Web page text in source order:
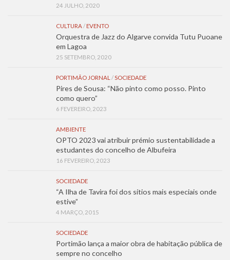
24 JULHO, 2020
CULTURA/ EVENTO
Orquestra de Jazz do Algarve convida Tutu Puoane
em Lagoa
25 SETEMBRO, 2020
PORTIMÃO JORNAL /SOCIEDADE
Pires de Sousa: “Não pinto como posso. Pinto
como quero”
6 FEVEREIRO, 2023
AMBIENTE
OPTO 2023 vai atribuir prémio sustentabilidade a
estudantes do concelho de Albufeira
16 FEVEREIRO, 2023
SOCIEDADE
“A Ilha de Tavira foi dos sítios mais especiais onde
estive”
4 MARÇO, 2015
SOCIEDADE
Portimão lança a maior obra de habitação pública de
sempre no concelho